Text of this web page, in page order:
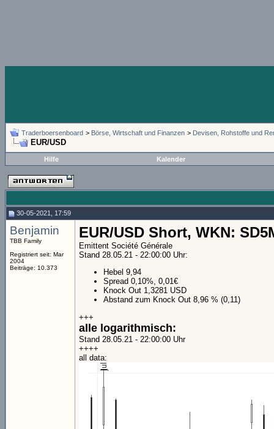
Traderboersenboard > Börse, Wirtschaft und Finanzen > Devisen, Rohstoffe und
EUR/USD
Hilfe Kalender
30-05-2021, 17:59
Benjamin
TBB Family
Registriert seit: Mar
2004
Beiträge: 10.373
EUR/USD Short, WKN:
Emittent Société Générale
Stand 28.05.21 - 22:00:00 Uhr:
Hebel 9,94
Spread 0,10%, 0,01€
Knock Out 1,3281 USD
Abstand zum Knock Out 8,96 % (0,11)
+++
alle logarithmisch:
Stand 28.05.21 - 22:00:00 Uhr
++++
all data: